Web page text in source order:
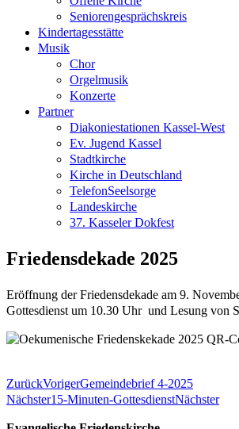
Seniorengesprächskreis
Kindertagesstätte
Musik
Chor
Orgelmusik
Konzerte
Partner
Diakoniestationen Kassel-West
Ev. Jugend Kassel
Stadtkirche
Kirche in Deutschland
TelefonSeelsorge
Landeskirche
37. Kasseler Dokfest
Friedensdekade 2025
Eröffnung der Friedensdekade am 9.
Gottesdienst um 10.30 Uhr und Lesung von
ZurückVorigerGemeindebrief 4-2025
Nächster15-Minuten-GottesdienstNächster